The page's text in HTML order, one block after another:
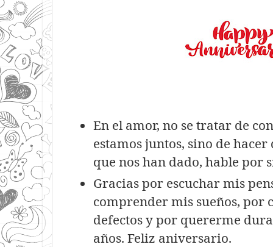
En el amor, no se tratar de
estamos juntos, sino de
que nos han dado, hable por
Gracias por escuchar mis
comprender mis sueños, por
defectos y por quererme
años. Feliz aniversario.